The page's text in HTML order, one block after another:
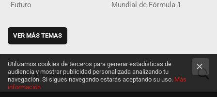
Futuro Mundial de Fórmula 1
VER MÁS TEMAS
Utilizamos cookies de terceros para generar estadísticas de
audiencia y mostrar publicidad personalizada analizando tu
navegación. Si sigues navegando estarás aceptando su uso. Más
información